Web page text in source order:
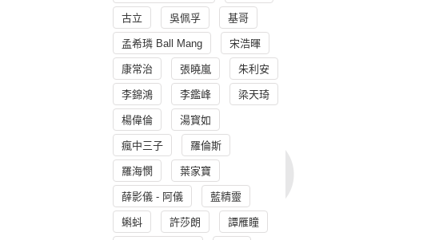
古立 吳佩孚 基哥
孟希璘 Ball Mang 宋浩暉
康常治 張曉嵐 朱利安
李錦鴻 李鑑峰 梁天琦
楊偉倫 湯寳如
瘋中三子 羅倫斯
羅海憫 葉家寶
薛影儀 - 阿儀 藍精靈
蝌蚪 許莎朗 譚雁瞳